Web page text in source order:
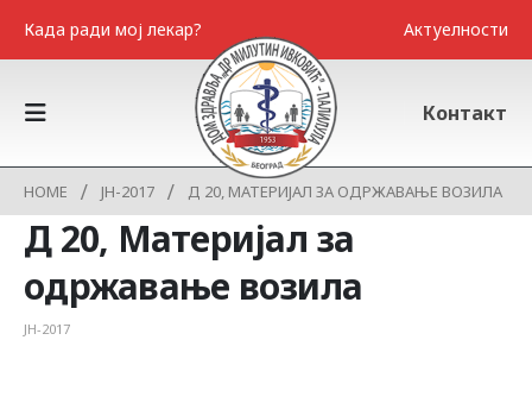
Када ради мој лекар? Актуелности
Контакт
HOME ЈН-2017 Д 20, МАТЕРИЈАЛ ЗА ОДРЖАВАЊЕ ВОЗИЛА
Д 20, Материјал за
одржавање возила
ЈН-2017